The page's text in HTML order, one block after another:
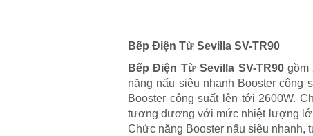
Bếp Điện Từ Sevilla SV-TR90
Bếp Điện Từ Sevilla SV-TR90 gồm
năng nấu siêu nhanh Booster công
Booster công suất lên tới 2600W.
tương đương với mức nhiệt lượng
Chức năng Booster nấu siêu nhanh,